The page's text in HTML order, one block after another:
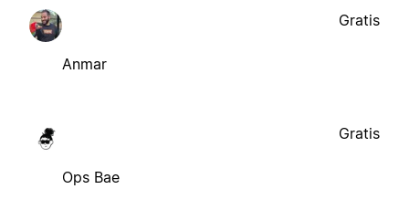
Anmar
Gratis
Ops Bae
Gratis